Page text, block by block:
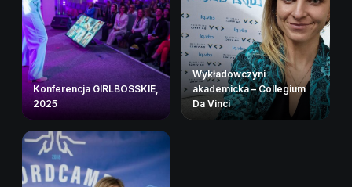
Konferencja GIRLBOSSKIE,
2025
Wykładowczyni
akademicka – Collegium
Da Vinci